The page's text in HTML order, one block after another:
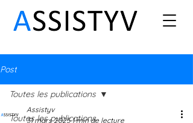
Post
Toutes les publications
Toutes les publications
Assistyv
31 mars 20251 min de lecture